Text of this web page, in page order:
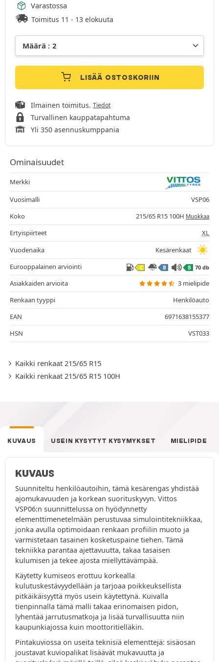
Varastossa
Toimitus 11 - 13 elokuuta
LISÄÄ OSTOSKORIIN
Ilmainen toimitus. Tiedot
Turvallinen kauppatapahtuma
Yli 350 asennuskumppania
Ominaisuudet
Merkki
Vuosimalli
VSP06
Koko
215/65 R15 100H Muokkaa
Ertyispiirteet
XL
Vuodenaika
Kesärenkaat
Eurooppalainen arviointi
C B B 70 db
Asiakkaiden arvioita
3 mielipide
Renkaan tyyppi
Henkilöauto
EAN
6971638155377
HSN
VST033
Kaikki renkaat 215/65 R15
Kaikki renkaat 215/65 R15 100H
KUVAUS USEIN KYSYTYT KYSYMYKSET MIELIPIDE
KUVAUS
Suunniteltu henkilöautoihin, tämä kesärengas yhdistää
ajomukavuuden ja korkean suorituskyvyn. Vittos
VSP06:n suunnittelussa on hyödynnetty
elementtimenetelmään perustuvaa simulointitekniikkaa,
jonka avulla optimoidaan renkaan profiilin muoto ja
varmistetaan tasainen kosketuspaine tiehen. Tämä
tekniikka parantaa ajettavuutta, takaa tasaisen
kulumisen ja tekee ajosta miellyttävämpää.
Käytetty kumiseos erottuu korkealla
kulutuskestävyydellään ja tarjoaa poikkeuksellista
pitkäikäisyyttä myös usein käytettynä. Kuivalla
tienpinnalla tämä malli takaa erinomaisen pidon,
lyhentää jarrutusmatkoja ja lisää turvallisuutta niin
kaupunkiajossa kuin moottoritielläkin.
Pintakuviossa on useita teknisiä elementtejä: sisäosan
joustavat kuviopalikat lisäävät mukavuutta ja